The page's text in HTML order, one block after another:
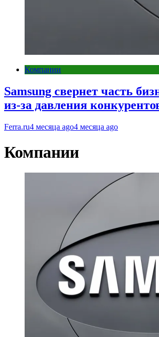
Компании
Samsung свернет часть
из-за давления
Ferra.ru4 месяца ago4 месяца ago
Компании